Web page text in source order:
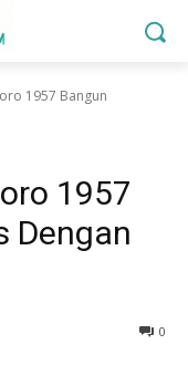
1957 Bangun
1957
Dengan
0